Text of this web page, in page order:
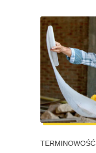
TERMINOWOŚĆ